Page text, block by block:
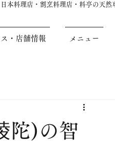
本料理店・割烹料理店・料亭の天然
・店舗情報 メニュー
陀)の智